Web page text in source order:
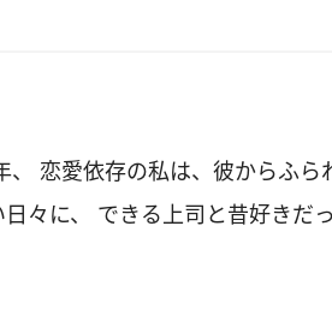
恋愛依存の私は、彼からふら
々に、 できる上司と昔好きだ